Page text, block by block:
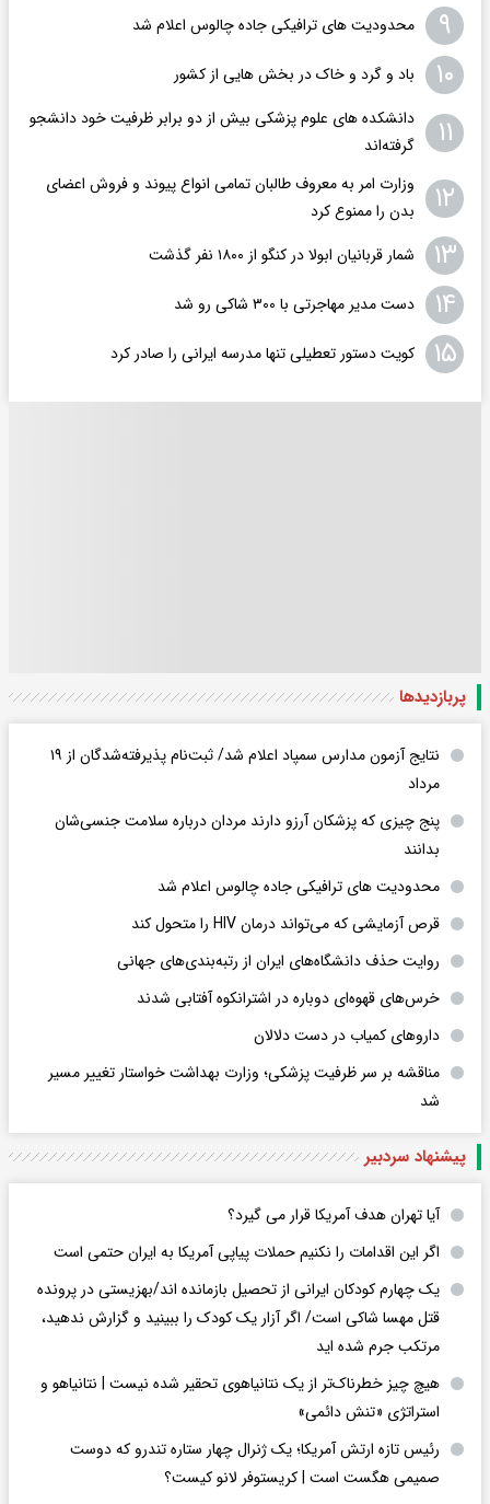
۹ محدودیت های ترافیکی جاده چالوس اعلام شد
۱۰ باد و گرد و خاک در بخش هایی از کشور
۱۱
دانشکده های علوم پزشکی بیش از دو برابر ظرفیت خود دانشجو
گرفته‌اند
۱۲
وزارت امر به معروف طالبان تمامی انواع پیوند و فروش اعضای
بدن را ممنوع کرد
۱۳ شمار قربانیان ابولا در کنگو از ۱۸۰۰ نفر گذشت
۱۴ دست مدیر مهاجرتی با ۳۰۰ شاکی رو شد
۱۵ کویت دستور تعطیلی تنها مدرسه ایرانی را صادر کرد
پربازدید‌ها
نتایج آزمون مدارس سمپاد اعلام شد/ ثبت‌نام پذیرفته‌شدگان از ۱۹
مرداد
پنج چیزی که پزشکان آرزو دارند مردان درباره سلامت جنسی‌شان
بدانند
محدودیت های ترافیکی جاده چالوس اعلام شد
قرص آزمایشی که می‌تواند درمان HIV را متحول کند
روایت حذف دانشگاه‌های ایران از رتبه‌بندی‌های جهانی
خرس‌های قهوه‌ای دوباره در اشترانکوه آفتابی شدند
داروهای کمیاب در دست دلالان
مناقشه بر سر ظرفیت پزشکی؛ وزارت بهداشت خواستار تغییر مسیر
شد
پیشنهاد سردبیر
آیا تهران هدف آمریکا قرار می گیرد؟
اگر این اقدامات را نکنیم حملات پیاپی آمریکا به ایران حتمی است
یک چهارم کودکان ایرانی از تحصیل بازمانده اند/بهزیستی در پرونده
قتل مهسا شاکی است/ اگر آزار یک کودک را ببینید و گزارش ندهید،
مرتکب جرم شده اید
هیچ چیز خطرناک‌تر از یک نتانیاهوی تحقیر شده نیست | نتانیاهو و
استراتژی «تنش دائمی»
رئیس تازه ارتش آمریکا؛ یک ژنرال چهار ستاره تندرو که دوست
صمیمی هگست است | کریستوفر لانو کیست؟